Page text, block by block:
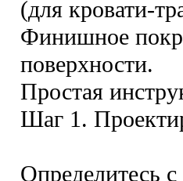
(для кровати-
Финишное
поверхности.
Простая
Шаг 1.
Определитесь